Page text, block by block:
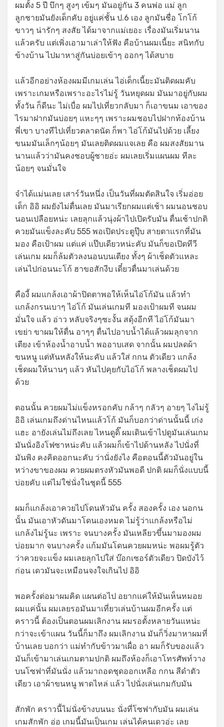
ผมตั้ง 5 ปี บึกๆ สูงๆ เข้มๆ มันอยู่กัน 3 คนพ่อ แม่ ลูก
ลูกชายมันยังเด็กคับ อยู่แค่ชั้น ป.6 เอง ลูกมันชื่อ โกโก้
ขาวๆ น่ารักๆ สงสัย ได้มาจากแม่เยอะ เรื่องมันเริ่มนาน
แล้วครับ แต่เพิ่งเอามาเล่าให้ฟัง คือบ้านผมเนี้ยะ สนิทกับ
ข้างบ้าน ไปมาหาสู่กันบ่อยเข้าๆ ออกๆ ได้สบาย
แล้วอีกอย่างห้องผมมีเกมเล่น ไอ่เด็กเนี้ยะมันติดผมคับ
เพราะเกมหรือเพราะอะไรไม่รู้ วันหยุดผม มันมาอยู่กับผม
ทั้งวัน ก็ดีนะ ไม่เบื่อ ผมไปเที่ยวกลับมา ก็เอาขนม เอาของ
ไรมาฝากมันบ่อยๆ แหะๆๆ เพราะผมชอบไปฝากท้องบ้าน
พี่เขา บางทีไปเที่ยวตลาดนัด ก็พา ไอ่โก้มันไปด้วย เลี้ยง
ขนมมันเล็กๆน้อยๆ มันเลยติดผมแจเลย คือ ผมสงสัยมาน
นานแล้วว่ามันคงชอบผู้ชายอ่ะ ผมเลยเริ่มแผนผม ทีละ
น้อยๆ จนมั่นใจ
จำได้แม่นเลย เสาร์วันหนึ่ง เป็นวันที่ผมตัดสินใจ เริ่มอ่อย
เด็ก อิอิ ผมยังไม่ตื่นเลย มันมาเรียกผมแต่เช้า ผมนอนชอบ
นอนเปลือยหน่ะ เลยลุกแล้วนุ่งผ้าไปเปิดรับมัน ตื่นเช้าปกติ
ควยมันแข็งละคับ 555 พอเปิดประตูปุ๊บ สายตาแรกที่มัน
มอง คือเป้าผม แต่แค่ แป๊บเดียวหน่ะคับ มันก็ขอเปิดทีวี
เล่นเกม ผมก็ล้มตัวลงนอนบนเตียง ทั้งๆ ผ้าเช็ดตัวแหละ
เล่นไปก่อนนะโก้ ฮาขอสักงีบ เดี๋ยวตื่นมาเล่นด้วย
คืองี้ ผมแกล้งเอาผ้าปิดตาพอให้เห็นไอ่โก้มัน แล้วทำ
แกล้งกรนเบาๆ ไอ่โก้ มันเล่นเกมที มองเป้าผมที จนผม
มั่นใจ แล้ว อ่าว หลับจริงๆซะงั้น สดุ้งอีกที ไอ่โก้มันมา
เขย่า ขาผมให้ตื่น อาๆๆ ตื่นไปอาบน้ำได้แล้วผมลุกจาก
เตียง เข้าห้องน้ำอาบน้ำ พออาบเสด จากนั้น ผมปลดผ้า
ขนหนู แต่หันหลังให้นะคับ แล้วใส่ กกน ตัวเดียว แกล้ง
เช็ดผมให้นานๆ แล้ว หันไปคุยกับไอ่โก้ พลางเช็ดผมไป
ด้วย
ตอนนั้น ควยผมไม่แข็งหรอกคับ กล้าๆ กลัวๆ อายๆ ไงไม่รู้
อิอิ เล่นเกมถึงด่านไหนแล้วโก้ มันก็บอกว่าด่านนั้นนี้ เก่ง
แฮะ อายังเล่นไม่ถึงเลย ไหนดูดิ๊ ผมเดินเข้าไปดูมันเล่นเกม
มันนั่งอิงโฟซาหน่ะคับ แล้วผมก็เข้าไปด้านหลัง ไปนั่งที่
มันพิง คงคิดออกนะคับ ว่านั่งยังไง คือตอนนี้ตัวมันอยู่ใน
หว่างขาของผม ควยผมตรงหัวมันพอดี ปกติ ผมก็นั่งแบบนี้
บ่อยคับ แต่ไม่ใช่นั่งในชุดนี้ 555
ผมก็แกล้งเอาควยไปโดนหัวมัน ครั้ง สองครั้ง เอง นอกน
นั้น มันเอาหัวดันมาโดนเองหมด ไม่รู้ว่าแกล้งหรือไม่
แกล้งไม่รู้นะ เพราะ จนบางครั้ง มันเหลียวขึ้นมามองผม
บ่อยมาก จนบางครั้ง แก้มมันโดนควยผมหน่ะ พอผมรู้ตัว
ว่าควยจะแข็ง ผมเลยลุกไปใส่ บ๊อกเซอร์ตัวเดียว ปิดบังไว้
ก่อน เดวมันจะเหมือนจงใจเกินไป อิอิ
พอครั้งต่อมาผมคิด แผนต่อไป อยากแค่ให้มันเห็นหมอย
ผมแค่นั้น ผมเลยรอมันมาเที่ยวเล่นบ้านผมอีกครั้ง แต่
คราวนี้ ต้องเป็นตอนผมเลิกงาน ผมรอตั้งหลายวันแหน่ะ
กว่าจะเข้าแผน วันนี้ก็มาถึง ผมเลิกงาน มันก็วิ่งมาหาผมที่
บ้านเลย บอกว่า แม่ทำกับข้าวมาเผื่อ อา ผมก็รับของแล้ว
มันก็เข้ามาเล่นเกมตามปกติ ผมถึงห้องก็เอาโทรศัพท์วาง
บนโซฟาที่มันนั่ง แล้วมาถอดชุดออกเหลือ กกน สีดำตัว
เดียว เอาผ้าขนหนู พาดไหล่ แล้ว ไปนั่งเล่นเกมกับมัน
สักพัก คราวนี้ไม่นั่งข้างบนนะ นั่งที่โซฟากับมัน ผมเล่น
เกมสักพัก อ่อ เกมนี้มันเป็นเกม เล่นได้คนเดวอ่ะ เลย